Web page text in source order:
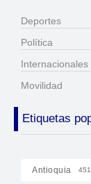
Deportes
Política
Internacionales
Movilidad
Etiquetas
Antioquia